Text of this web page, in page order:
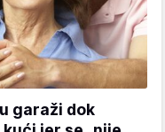
garaži dok